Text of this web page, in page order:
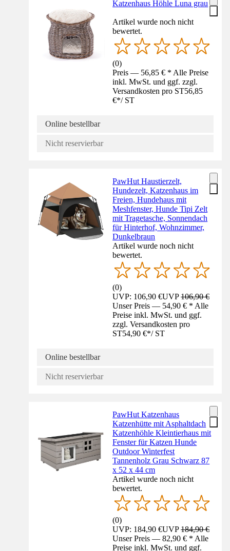
Katzenhaus Höhle Luna grau
Artikel wurde noch nicht
bewertet.
(0)
Preis — 56,85 € * Alle Preise
inkl. MwSt. und ggf. zzgl.
Versandkosten pro ST56,85
€*/ ST
Online bestellbar
Nicht reservierbar
PawHut Haustierzelt,
Hundezelt, Katzenhaus im
Freien, Hundehaus mit
Meshfenster, Hunde Tipi Zelt
mit Tragetasche, Sonnendach
für Hinterhof, Wohnzimmer,
Dunkelbraun
Artikel wurde noch nicht
bewertet.
(0)
UVP: 106,90 €UVP106,90 €
Unser Preis — 54,90 € * Alle
Preise inkl. MwSt. und ggf.
zzgl. Versandkosten pro
ST54,90 €*/ ST
Online bestellbar
Nicht reservierbar
PawHut Katzenhaus
Katzenhütte mit Asphaltdach
Katzenhöhle Kleintierhaus mit
Fenster für Katzen Hunde
Outdoor Winterfest
Tannenholz Grau Schwarz 87
x 52 x 44 cm
Artikel wurde noch nicht
bewertet.
(0)
UVP: 184,90 €UVP184,90 €
Unser Preis — 82,90 € * Alle
Preise inkl. MwSt. und ggf.